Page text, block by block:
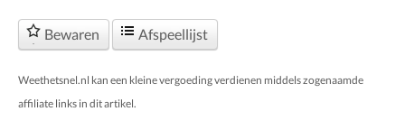
Bewaren Afspeellijst
Weethetsnel.nl kan een kleine vergoeding verdienen middels zogenaamde
affiliate links in dit artikel.